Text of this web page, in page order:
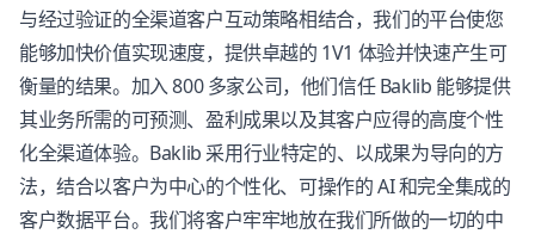
与经过验证的全渠道客户互动策略相结合，我们的平台使您
能够加快价值实现速度，提供卓越的 1V1 体验并快速产生可
衡量的结果。加入 800 多家公司，他们信任 Baklib 能够提供
其业务所需的可预测、盈利成果以及其客户应得的高度个性
化全渠道体验。Baklib 采用行业特定的、以成果为导向的方
法，结合以客户为中心的个性化、可操作的 AI 和完全集成的
客户数据平台。我们将客户牢牢地放在我们所做的一切的中